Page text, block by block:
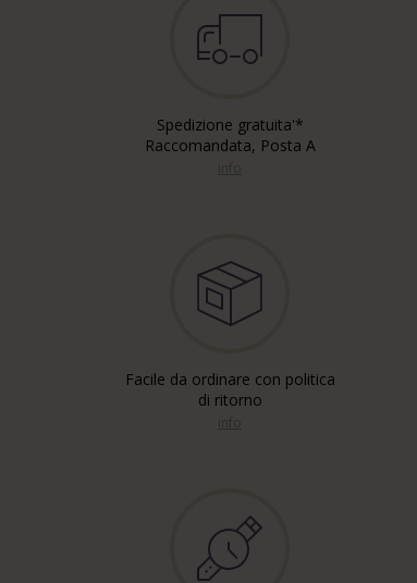
Spedizione gratuita'*
Raccomandata, Posta A
Facile da ordinare con politica
di ritorno